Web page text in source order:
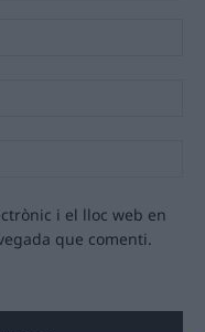
i el lloc web en
que comenti.